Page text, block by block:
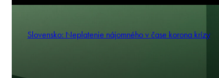
Slovensko: Neplatenie nájomného v čase korona krízy